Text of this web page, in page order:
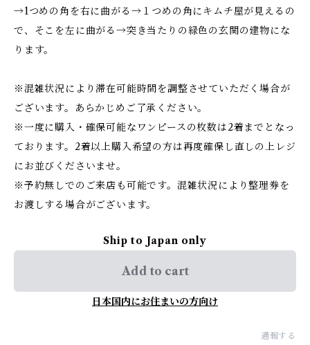
→1つめの角を右に曲がる→１つめの角にキムチ屋が見えるの
で、そこを左に曲がる→突き当たりの緑色の玄関の建物にな
ります。
※混雑状況により滞在可能時間を調整させていただく場合が
ございます。あらかじめご了承ください。
※一度に購入・確保可能なワンピースの枚数は2着までとなっ
ております。2着以上購入希望の方は再度確保し直しの上レジ
にお並びくださいませ。
※予約無しでのご来店も可能です。混雑状況により整理券を
お渡しする場合がございます。
Ship to Japan only
Add to cart
日本国内にお住まいの方向け
通報する